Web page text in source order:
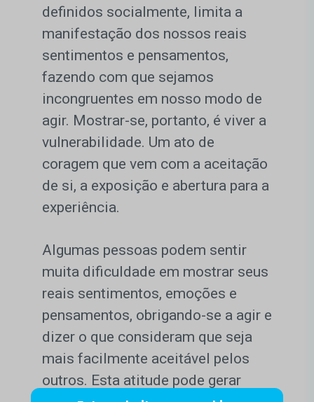
definidos socialmente, limita a
manifestação dos nossos reais
sentimentos e pensamentos,
fazendo com que sejamos
incongruentes em nosso modo de
agir. Mostrar-se, portanto, é viver a
vulnerabilidade. Um ato de
coragem que vem com a aceitação
de si, a exposição e abertura para a
experiência.
Algumas pessoas podem sentir
muita dificuldade em mostrar seus
reais sentimentos, emoções e
pensamentos, obrigando-se a agir e
dizer o que consideram que seja
mais facilmente aceitável pelos
outros. Esta atitude pode gerar